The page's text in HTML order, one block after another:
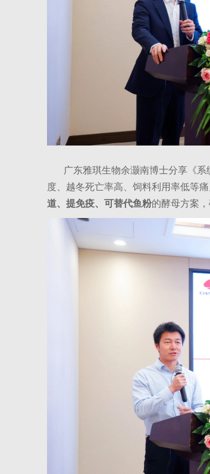
广东雅琪生物余灏南博士分享《系
度、越冬死亡率高、饲料利用率低等
道、提免疫、可替代鱼粉的酵母方案